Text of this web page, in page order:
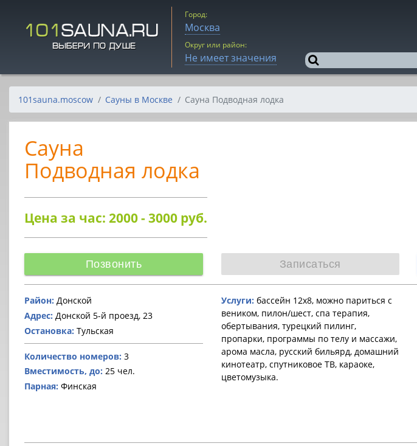
Город:
Москва
Округ или район:
Не имеет значения
101sauna.moscow Сауны в Москве Сауна Подводная лодка
Сауна
Подводная лодка
Цена за час: 2000 - 3000 руб.
Позвонить Записаться
Район: Донской
Адрес: Донской 5-й проезд, 23
Остановка: Тульская
Количество номеров: 3
Вместимость, до: 25 чел.
Парная: Финская
Услуги: бассейн 12х8, можно париться с
веником, пилон/шест, спа терапия,
обертывания, турецкий пилинг,
пропарки, программы по телу и массажи,
арома масла, русский бильярд, домашний
кинотеатр, спутниковое ТВ, караоке,
цветомузыка.